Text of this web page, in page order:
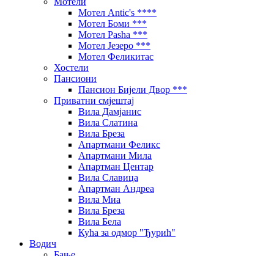
Мотел Antic's ****
Мотел Боми ***
Мотел Pasha ***
Мотел Језеро ***
Мотел Феликитас
Хостели
Пансиони
Пансион Бијели Двор ***
Приватни смјештај
Вила Дамјанис
Вила Слатина
Вила Бреза
Апартмани Феликс
Апартмани Мила
Апартман Центар
Вила Славица
Апартман Андреа
Вила Миа
Вила Бреза
Вила Бела
Кућа за одмор "Ђурић"
Водич